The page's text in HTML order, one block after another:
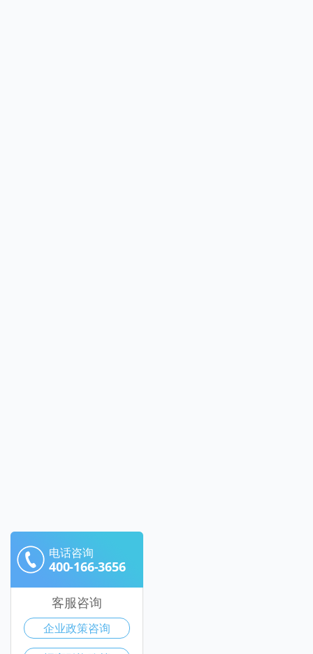
电话咨询
400-166-3656
客服咨询
企业政策咨询